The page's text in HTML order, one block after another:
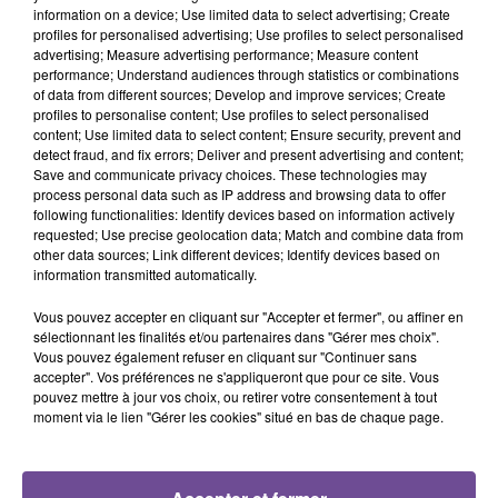
toxiques
DERNIERS TITRES
Take Me Away
information on a device; Use limited data to select advertising; Create
profiles for personalised advertising; Use profiles to select personalised
advertising; Measure advertising performance; Measure content
performance; Understand audiences through statistics or combinations
of data from different sources; Develop and improve services; Create
profiles to personalise content; Use profiles to select personalised
content; Use limited data to select content; Ensure security, prevent and
detect fraud, and fix errors; Deliver and present advertising and content;
Save and communicate privacy choices. These technologies may
process personal data such as IP address and browsing data to offer
following functionalities: Identify devices based on information actively
requested; Use precise geolocation data; Match and combine data from
other data sources; Link different devices; Identify devices based on
information transmitted automatically.
Vous pouvez accepter en cliquant sur "Accepter et fermer", ou affiner en
sélectionnant les finalités et/ou partenaires dans "Gérer mes choix".
Vous pouvez également refuser en cliquant sur "Continuer sans
accepter". Vos préférences ne s'appliqueront que pour ce site. Vous
pouvez mettre à jour vos choix, ou retirer votre consentement à tout
moment via le lien "Gérer les cookies" situé en bas de chaque page.